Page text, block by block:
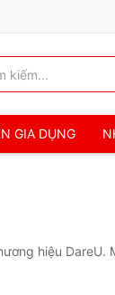
GIA DỤNG
hiệu DareU.